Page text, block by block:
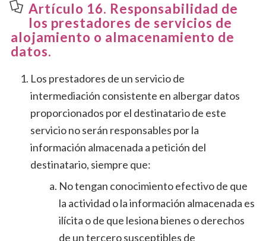
Artículo 16. Responsabilidad de
los prestadores de servicios de
alojamiento o almacenamiento de
datos.
Los prestadores de un servicio de
intermediación consistente en albergar datos
proporcionados por el destinatario de este
servicio no serán responsables por la
información almacenada a petición del
destinatario, siempre que:
No tengan conocimiento efectivo de que
la actividad o la información almacenada es
ilícita o de que lesiona bienes o derechos
de un tercero susceptibles de